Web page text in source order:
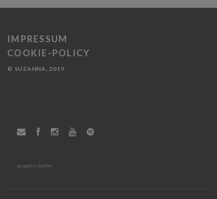
IMPRESSUM
COOKIE-POLICY
© SUZANNA, 2019
graphics.berlin